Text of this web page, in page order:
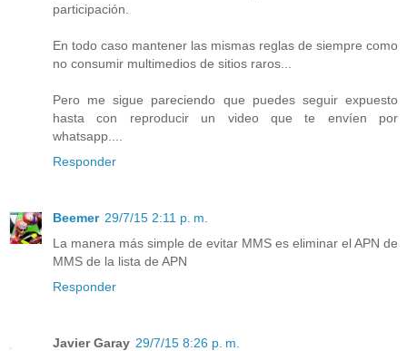
participación.
En todo caso mantener las mismas reglas de siempre como
no consumir multimedios de sitios raros...
Pero me sigue pareciendo que puedes seguir expuesto
hasta con reproducir un video que te envíen por
whatsapp....
Responder
Beemer 29/7/15 2:11 p. m.
La manera más simple de evitar MMS es eliminar el APN de
MMS de la lista de APN
Responder
Javier Garay 29/7/15 8:26 p. m.